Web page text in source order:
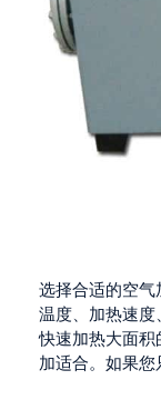
选择合适的空
温度、加热速
快速加热大面
加适合。如果